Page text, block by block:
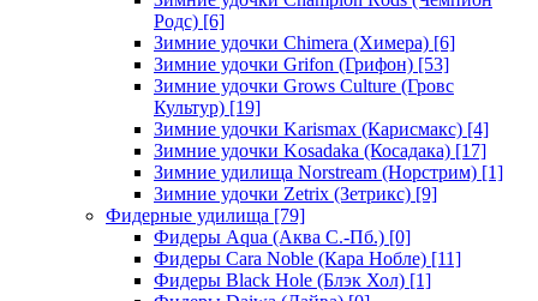
Родс) [6]
Зимние удочки Chimera (Химера) [6]
Зимние удочки Grifon (Грифон) [53]
Зимние удочки Grows Culture (Гровс
Культур) [19]
Зимние удочки Karismax (Карисмакс) [4]
Зимние удочки Kosadaka (Косадака) [17]
Зимние удилища Norstream (Норстрим) [1]
Зимние удочки Zetrix (Зетрикс) [9]
Фидерные удилища [79]
Фидеры Aqua (Аква С.-Пб.) [0]
Фидеры Cara Noble (Кара Нобле) [11]
Фидеры Black Hole (Блэк Хол) [1]